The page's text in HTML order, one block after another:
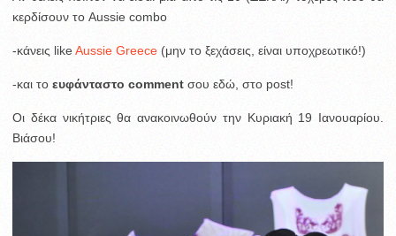
κερδίσουν το Aussie combo
-κάνεις likeAussie Greece (μην το ξεχάσεις, είναι υποχρεωτικό!)
-και το ευφάνταστο comment σου εδώ, στο post!
Οι δέκα νικήτριες θα ανακοινωθούν την Κυριακή 19 Ιανουαρίου.
Βιάσου!